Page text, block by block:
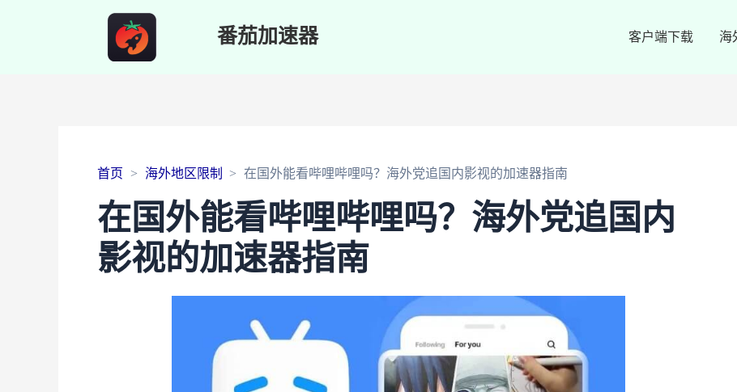
番茄加速器 客户端下载 海
首页 海外地区限制 在国外能看哔哩哔哩吗？海外党追国内影视的加速器指南
在国外能看哔哩哔哩吗？海外党追国内
影视的加速器指南